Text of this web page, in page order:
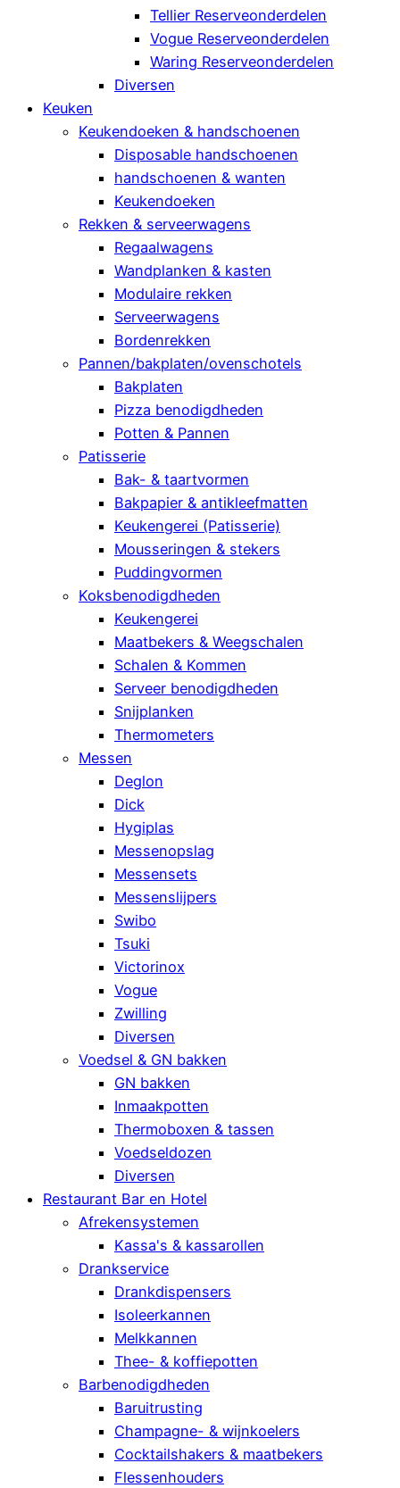
Tellier Reserveonderdelen
Vogue Reserveonderdelen
Waring Reserveonderdelen
Diversen
Keuken
Keukendoeken & handschoenen
Disposable handschoenen
handschoenen & wanten
Keukendoeken
Rekken & serveerwagens
Regaalwagens
Wandplanken & kasten
Modulaire rekken
Serveerwagens
Bordenrekken
Pannen/bakplaten/ovenschotels
Bakplaten
Pizza benodigdheden
Potten & Pannen
Patisserie
Bak- & taartvormen
Bakpapier & antikleefmatten
Keukengerei (Patisserie)
Mousseringen & stekers
Puddingvormen
Koksbenodigdheden
Keukengerei
Maatbekers & Weegschalen
Schalen & Kommen
Serveer benodigdheden
Snijplanken
Thermometers
Messen
Deglon
Dick
Hygiplas
Messenopslag
Messensets
Messenslijpers
Swibo
Tsuki
Victorinox
Vogue
Zwilling
Diversen
Voedsel & GN bakken
GN bakken
Inmaakpotten
Thermoboxen & tassen
Voedseldozen
Diversen
Restaurant Bar en Hotel
Afrekensystemen
Kassa's & kassarollen
Drankservice
Drankdispensers
Isoleerkannen
Melkkannen
Thee- & koffiepotten
Barbenodigdheden
Baruitrusting
Champagne- & wijnkoelers
Cocktailshakers & maatbekers
Flessenhouders